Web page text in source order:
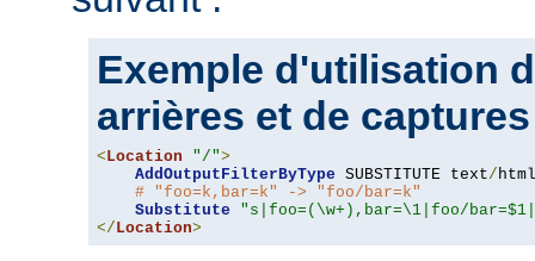
Exemple d'utilisation
arrières et de captures
< Location "/">
AddOutputFilterByType SUBSTITUTE text/ html
# "foo=k,bar=k" -> "foo/bar=k"
Substitute
"s|foo=(\w+),bar=\1|foo/
</ Location>